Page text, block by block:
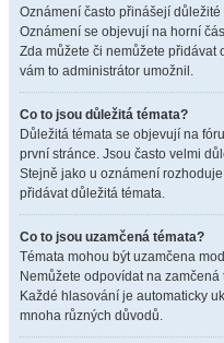
Oznámení často přinášejí
Oznámení se objevují na horní
Zda můžete či nemůžete přidávat
vám to administrátor umožnil.
Co to jsou důležitá témata?
Důležitá témata se objevují na
první stránce. Jsou často velmi
Stejně jako u oznámení
přidávat důležitá témata.
Co to jsou uzamčená témata?
Témata mohou být uzamčena
Nemůžete odpovídat na
Každé hlasování je automaticky
mnoha různých důvodů.